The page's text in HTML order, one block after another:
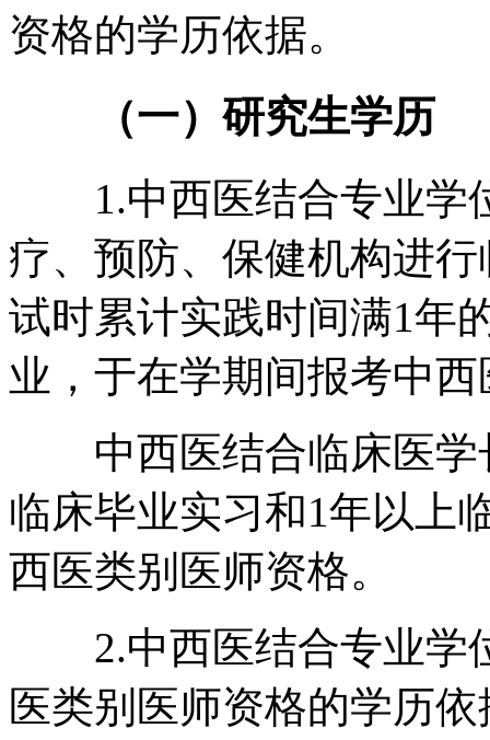
资格的学历依据。
（一）研究生学历
1.中西医结合专业学
疗、预防、保健机构进
试时累计实践时间满1年
业，于在学期间报考中
中西医结合临床医学
临床毕业实习和1年以上
西医类别医师资格。
2.中西医结合专业学
医类别医师资格的学历依